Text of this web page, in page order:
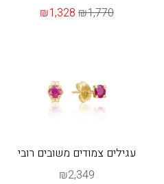
₪1,328 ₪1,770
עגילים צמודים משובים רובי
₪2,349